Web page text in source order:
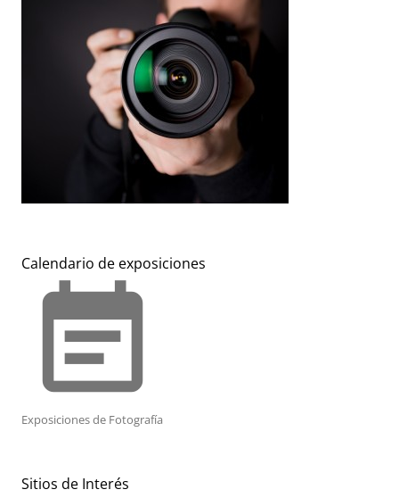
Calendario de exposiciones
event_note
Exposiciones de Fotografía
Sitios de Interés